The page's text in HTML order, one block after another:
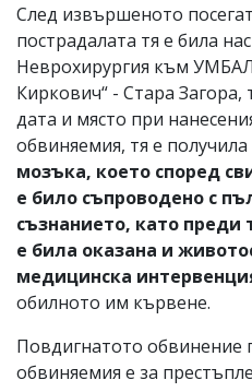
След извършеното
пострадалата тя е била
Неврохирургия към
Киркович“ - Стара
дата и място при
обвиняемия, тя е получила
мозъка, което според
е било съпроводено с
съзнанието, като преди
е била оказана и
медицинска
обилното им кървене.
Повдигнатото обвинение
обвиняемия е за